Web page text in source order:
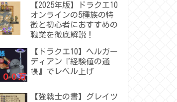
【2025年版】ドラクエ10
オンラインの5種族の特
徴と初心者におすすめの
職業を徹底解説！
【ドラクエ10】ヘルガー
ディアン『経験値の通
帳』でレベル上げ
【強戦士の書】グレイツ